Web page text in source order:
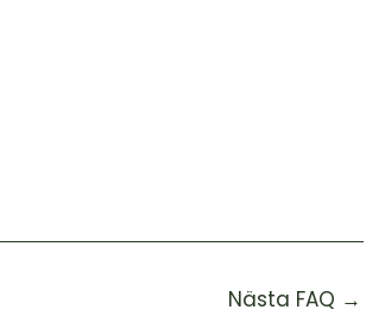
Nästa FAQ →